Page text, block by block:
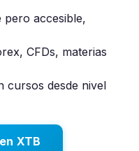
pero accesible,
CFDs, materias
cursos desde nivel
XTB